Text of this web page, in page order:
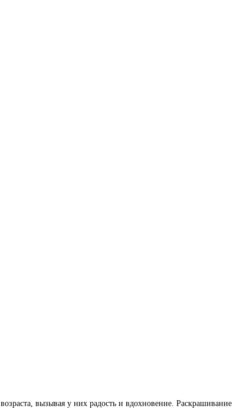
вызывая у них радость и вдохновение. Раскрашивание